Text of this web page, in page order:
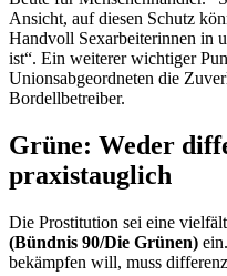
Ansicht, auf diesen Schutz
Handvoll Sexarbeiterinnen in
ist“. Ein weiterer wichtiger
Unionsabgeordneten die
Bordellbetreiber.
Grüne: Weder
praxistauglich
Die Prostitution sei eine
(Bündnis 90/Die Grünen)
bekämpfen will, muss